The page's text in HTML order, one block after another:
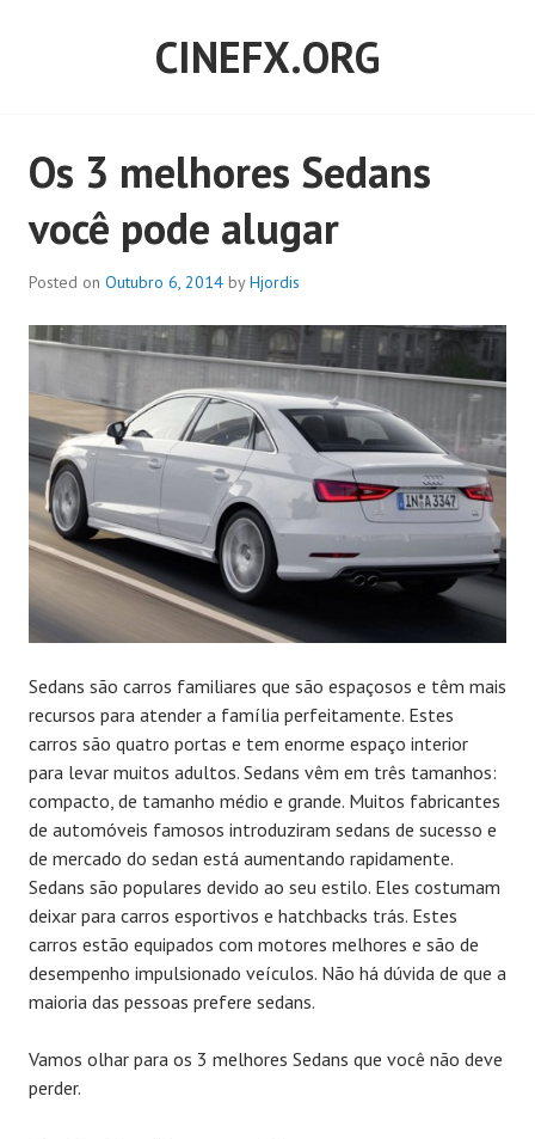
CINEFX.ORG
Os 3 melhores Sedans
você pode alugar
Posted on Outubro 6, 2014 byHjordis
Sedans são carros familiares que são espaçosos e têm mais
recursos para atender a família perfeitamente. Estes
carros são quatro portas e tem enorme espaço interior
para levar muitos adultos. Sedans vêm em três tamanhos:
compacto, de tamanho médio e grande. Muitos fabricantes
de automóveis famosos introduziram sedans de sucesso e
de mercado do sedan está aumentando rapidamente.
Sedans são populares devido ao seu estilo. Eles costumam
deixar para carros esportivos e hatchbacks trás. Estes
carros estão equipados com motores melhores e são de
desempenho impulsionado veículos. Não há dúvida de que a
maioria das pessoas prefere sedans.
Vamos olhar para os 3 melhores Sedans que você não deve
perder.